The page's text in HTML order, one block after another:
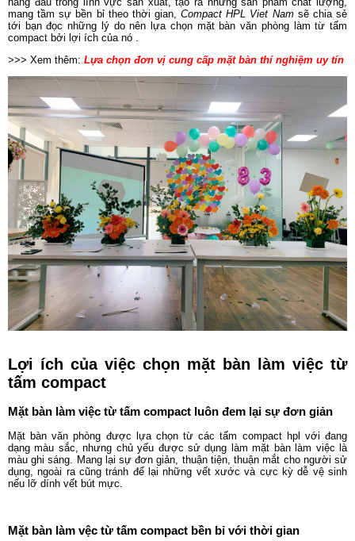
mang tầm sự bền bỉ theo thời gian,Compact HPL Viet Namsẽ chia sẻ
tới bạn đọc những lý do nên lựa chọn mặt bàn văn phòng làm từ tấm
compact bởi lợi ích của nó .
>>> Xem thêm: Lựa chọn đơn vị cung cấp mặt bàn thí nghiệm uy tín
Lợi ích của việc chọn mặt bàn làm việc từ
tấm compact
Mặt bàn làm việc từ tấm compact luôn đem lại sự đơn giản
Mặt bàn văn phòng được lựa chọn từ các tấm compact hpl với đang
dạng màu sắc, nhưng chủ yếu được sử dụng làm mặt bàn làm việc là
màu ghi sáng. Mang lại sự đơn giản, thuận tiện, thuận mắt cho người sử
dụng, ngoài ra cũng tránh để lại những vết xước và cực kỳ dễ vệ sinh
nếu lỡ dính vết bút mực.
Mặt bàn làm vệc từ tấm compact bền bỉ với thời gian